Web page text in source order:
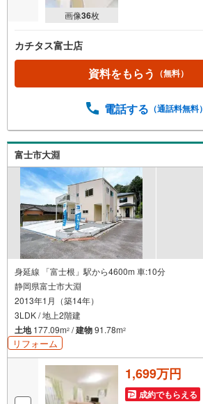
画像36枚
カチタス富士店
資料をもらう （無料）
電話する （通話料無料）
富士市大淵
身延線 「富士根」駅から4600m 車:10分
静岡県富士市大淵
2013年1月（築14年）
3LDK / 地上2階建
土地177.09m2 /建物91.78m2
リフォーム
1,699万円
成約でもらえる